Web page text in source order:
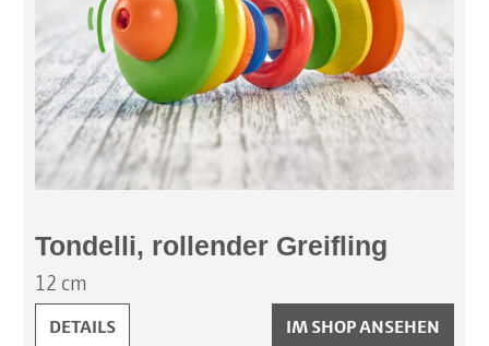
Tondelli, rollender Greifling
12 cm
TONDELLI, ROLLENDER GREIFLING:
DETAILS IM SHOP ANSEHEN